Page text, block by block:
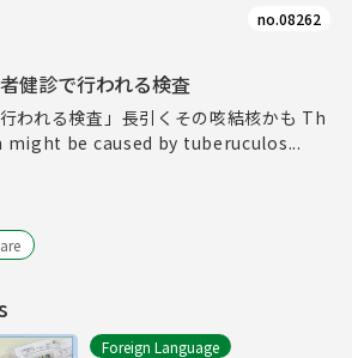
no.08262
健診で行われる検査
われる検査」長引くその咳結核かも Th
be caused by tuberuculos...
Foreign Language